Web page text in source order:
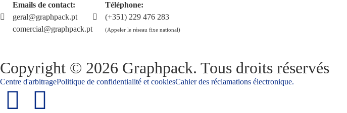
Emails de contact:
geral@graphpack.pt
comercial@graphpack.pt
Téléphone:
(+351) 229 476 283
(Appeler le réseau fixe national)
Copyright © 2026 Graphpack. Tous droits réservés
Centre d'arbitragePolitique de confidentialité et cookiesCahier des réclamations électronique.